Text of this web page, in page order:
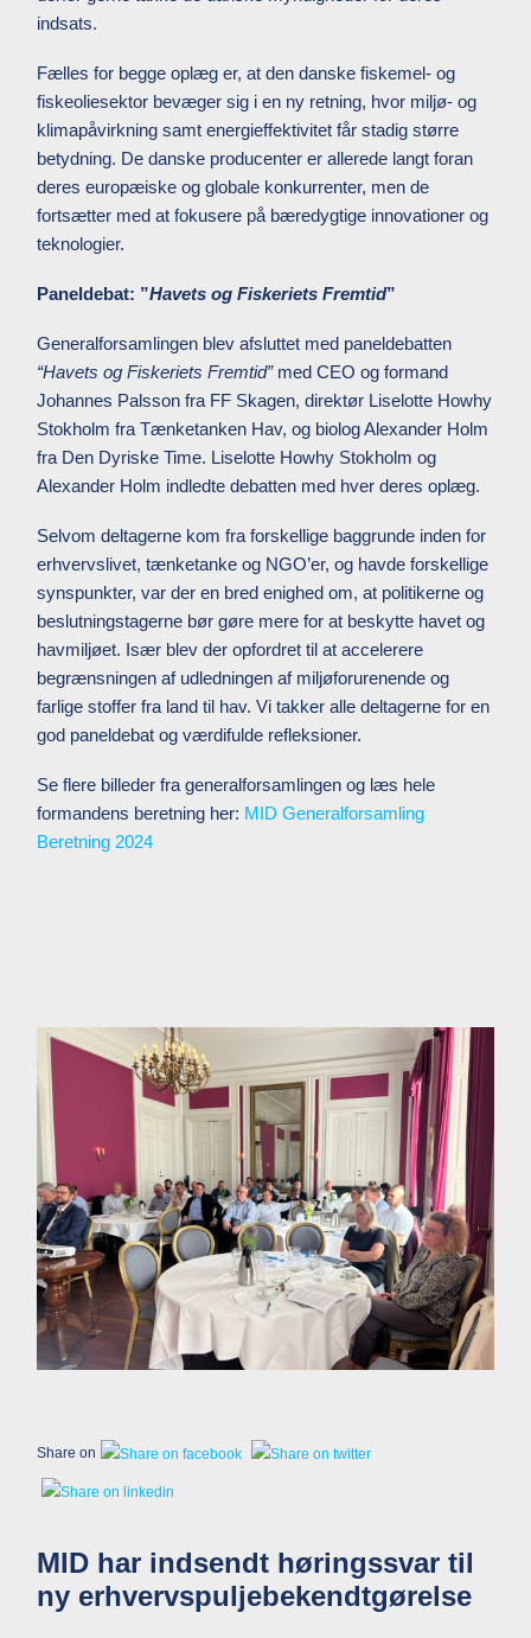
indsats.
Fælles for begge oplæg er, at den danske fiskemel- og
fiskeoliesektor bevæger sig i en ny retning, hvor miljø- og
klimapåvirkning samt energieffektivitet får stadig større
betydning. De danske producenter er allerede langt foran
deres europæiske og globale konkurrenter, men de
fortsætter med at fokusere på bæredygtige innovationer og
teknologier.
Paneldebat: ”Havets og Fiskeriets Fremtid”
Generalforsamlingen blev afsluttet med paneldebatten
“Havets og Fiskeriets Fremtid”med CEO og formand
Johannes Palsson fra FF Skagen, direktør Liselotte Howhy
Stokholm fra Tænketanken Hav, og biolog Alexander Holm
fra Den Dyriske Time. Liselotte Howhy Stokholm og
Alexander Holm indledte debatten med hver deres oplæg.
Selvom deltagerne kom fra forskellige baggrunde inden for
erhvervslivet, tænketanke og NGO’er, og havde forskellige
synspunkter, var der en bred enighed om, at politikerne og
beslutningstagerne bør gøre mere for at beskytte havet og
havmiljøet. Især blev der opfordret til at accelerere
begrænsningen af udledningen af miljøforurenende og
farlige stoffer fra land til hav. Vi takker alle deltagerne for en
god paneldebat og værdifulde refleksioner.
Se flere billeder fra generalforsamlingen og læs hele
formandens beretning her: MID Generalforsamling
Beretning 2024
Share on
MID har indsendt høringssvar til
ny erhvervspuljebekendtgørelse